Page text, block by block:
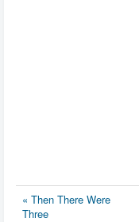
« Then There Were
Three